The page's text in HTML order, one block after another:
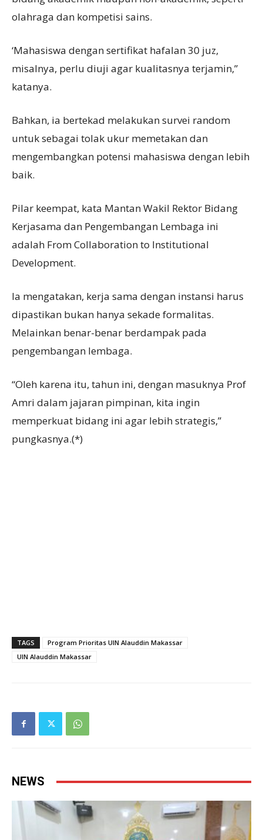
olahraga dan kompetisi sains.
‘Mahasiswa dengan sertifikat hafalan 30 juz,
misalnya, perlu diuji agar kualitasnya terjamin,”
katanya.
Bahkan, ia bertekad melakukan survei random
untuk sebagai tolak ukur memetakan dan
mengembangkan potensi mahasiswa dengan lebih
baik.
Pilar keempat, kata Mantan Wakil Rektor Bidang
Kerjasama dan Pengembangan Lembaga ini
adalah From Collaboration to Institutional
Development.
Ia mengatakan, kerja sama dengan instansi harus
dipastikan bukan hanya sekade formalitas.
Melainkan benar-benar berdampak pada
pengembangan lembaga.
“Oleh karena itu, tahun ini, dengan masuknya Prof
Amri dalam jajaran pimpinan, kita ingin
memperkuat bidang ini agar lebih strategis,”
pungkasnya.(*)
TAGS
Program Prioritas UIN Alauddin Makassar
UIN Alauddin Makassar
NEWS